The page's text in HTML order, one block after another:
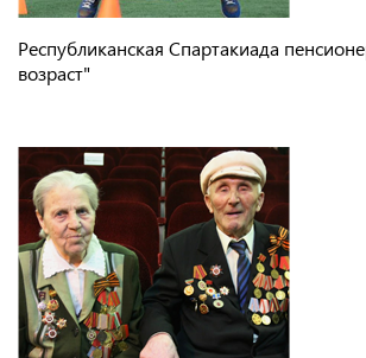
Республиканская Спартакиада
возраст"